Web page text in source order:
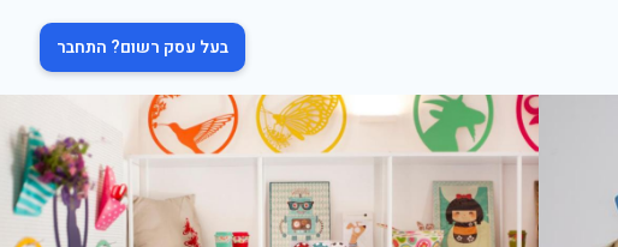
בעל עסק רשום? התחבר